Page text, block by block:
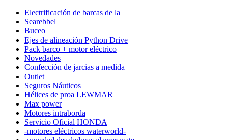
Electrificación de barcas de la
Searebbel
Buceo
Ejes de alineación Python Drive
Pack barco + motor eléctrico
Novedades
Confección de jarcias a medida
Outlet
Seguros Náuticos
Hélices de proa LEWMAR
Max power
Motores intraborda
Servicio Oficial HONDA
-motores eléctricos waterworld-